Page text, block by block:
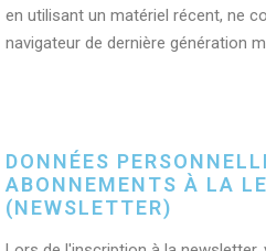
en utilisant un matériel récent, ne
navigateur de dernière génération
DONNÉES
ABONNEMENTS À LA
(NEWSLETTER)